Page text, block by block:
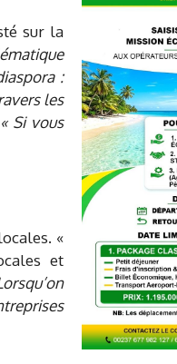
sur la
:
les
« Si vous
«
et